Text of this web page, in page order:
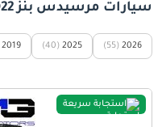
سيارات مرسيدس بنز G 63 AMG 2022 مستعملة للبيع في الإمارات
2026
(55)
2025
(40)
2019
استجابة سريعة